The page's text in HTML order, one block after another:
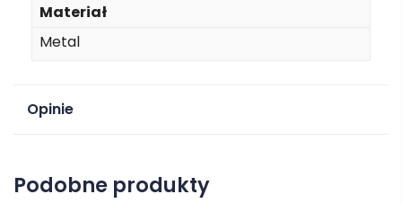
Materiał
Metal
Opinie
Podobne produkty